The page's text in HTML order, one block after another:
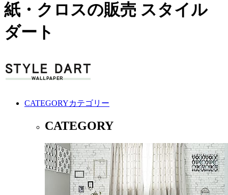
紙・クロスの販売 スタイル
ダート
CATEGORYカテゴリー
CATEGORY